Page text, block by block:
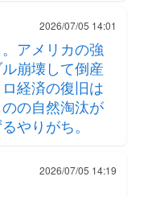
2026/07/05 14:01
アメリカの強
崩壊して倒産
経済の復旧は
の自然淘汰が
やりがち。
2026/07/05 14:19